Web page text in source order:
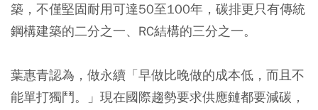
築，不僅堅固耐用可達50至100年，碳排更只有傳統
鋼構建築的二分之一、RC結構的三分之一。
葉惠青認為，做永續「早做比晚做的成本低，而且不
能單打獨鬥。」現在國際趨勢要求供應鏈都要減碳，